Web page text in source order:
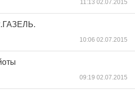
11:13 02.07.2015
10:06 02.07.2015
09:19 02.07.2015